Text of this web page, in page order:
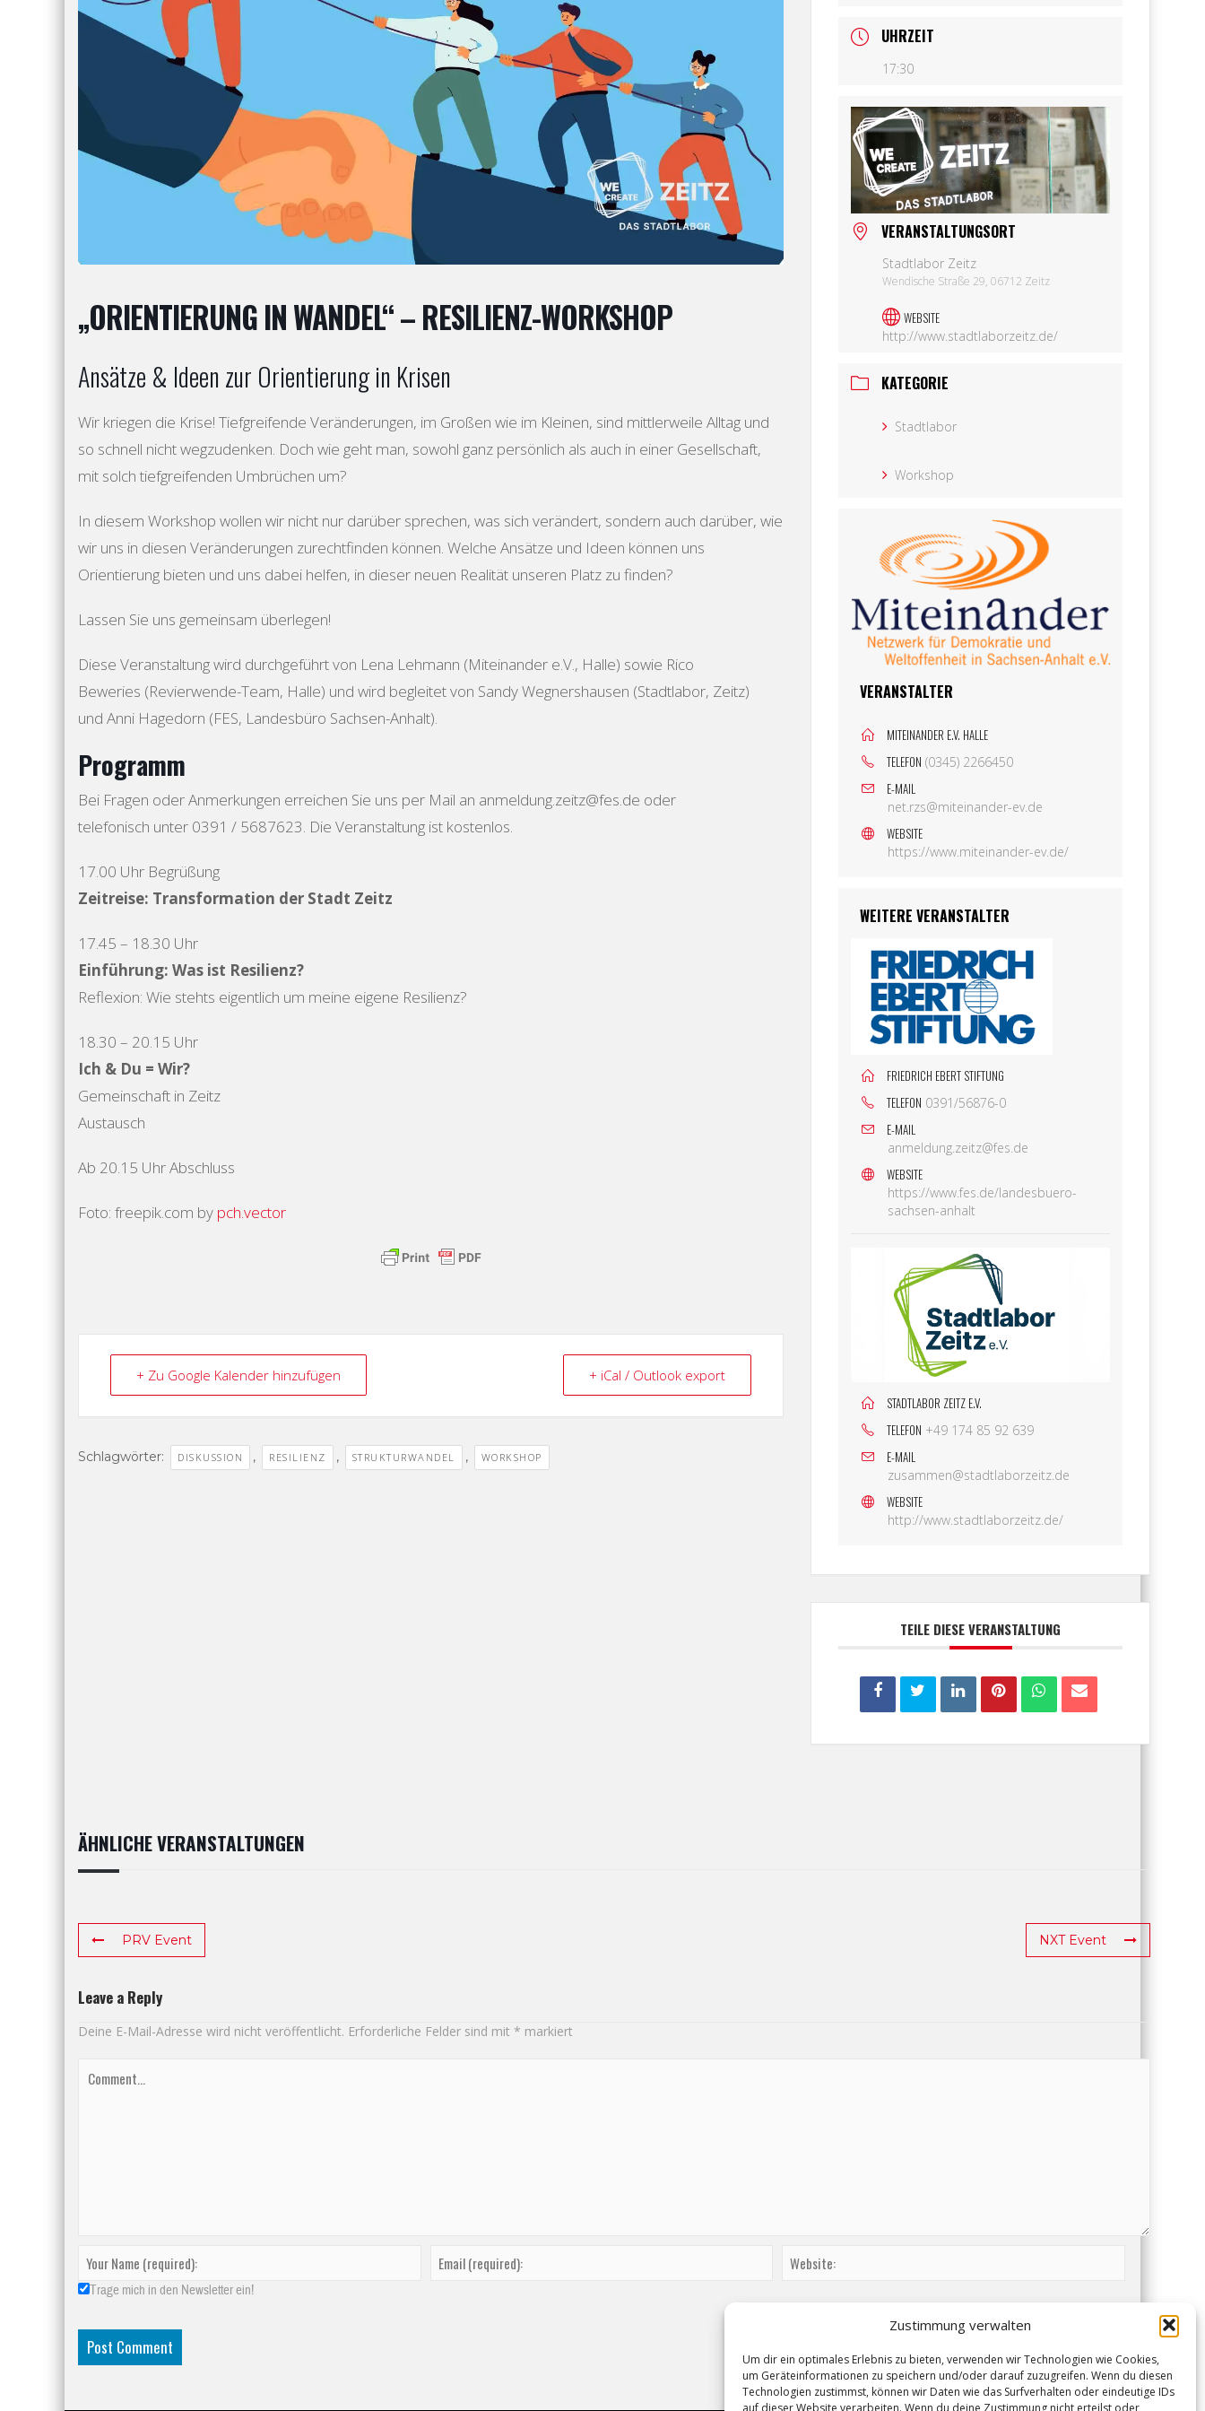
Zustimmung verwalten
Um dir ein optimales Erlebnis zu bieten, verwenden wir Technologien wie Cookies,
um Geräteinformationen zu speichern und/oder darauf zuzugreifen. Wenn du diesen
Technologien zustimmst, können wir Daten wie das Surfverhalten oder eindeutige IDs
auf dieser Website verarbeiten. Wenn du deine Zustimmung nicht erteilst oder
„ORIENTIERUNG IN WANDEL“ – RESILIENZ-WORKSHOP
Ansätze & Ideen zur Orientierung in Krisen
Wir kriegen die Krise! Tiefgreifende Veränderungen, im Großen wie im Kleinen, sind mittlerweile Alltag und
so schnell nicht wegzudenken. Doch wie geht man, sowohl ganz persönlich als auch in einer Gesellschaft,
mit solch tiefgreifenden Umbrüchen um?
In diesem Workshop wollen wir nicht nur darüber sprechen, was sich verändert, sondern auch darüber, wie
wir uns in diesen Veränderungen zurechtfinden können. Welche Ansätze und Ideen können uns
Orientierung bieten und uns dabei helfen, in dieser neuen Realität unseren Platz zu finden?
Lassen Sie uns gemeinsam überlegen!
Diese Veranstaltung wird durchgeführt von Lena Lehmann (Miteinander e.V., Halle) sowie Rico
Beweries (Revierwende-Team, Halle) und wird begleitet von Sandy Wegnershausen (Stadtlabor, Zeitz)
und Anni Hagedorn (FES, Landesbüro Sachsen-Anhalt).
Programm
Bei Fragen oder Anmerkungen erreichen Sie uns per Mail an anmeldung.zeitz@fes.de oder
telefonisch unter 0391 / 5687623. Die Veranstaltung ist kostenlos.
17.00 Uhr Begrüßung
Zeitreise: Transformation der Stadt Zeitz
17.45 – 18.30 Uhr
Einführung: Was ist Resilienz?
Reflexion: Wie stehts eigentlich um meine eigene Resilienz?
18.30 – 20.15 Uhr
Ich & Du = Wir?
Gemeinschaft in Zeitz
Austausch
Ab 20.15 Uhr Abschluss
Foto: freepik.com by pch.vector
+ Zu Google Kalender hinzufügen + iCal / Outlook export
Schlagwörter: DISKUSSION , RESILIENZ , STRUKTURWANDEL , WORKSHOP
UHRZEIT
17:30
VERANSTALTUNGSORT
Stadtlabor Zeitz
Wendische Straße 29, 06712 Zeitz
WEBSITE
http://www.stadtlaborzeitz.de/
KATEGORIE
Stadtlabor
Workshop
VERANSTALTER
MITEINANDER E.V. HALLE
TELEFON (0345) 2266450
E-MAIL
net.rzs@miteinander-ev.de
WEBSITE
https://www.miteinander-ev.de/
WEITERE VERANSTALTER
FRIEDRICH EBERT STIFTUNG
TELEFON 0391/56876-0
E-MAIL
anmeldung.zeitz@fes.de
WEBSITE
https://www.fes.de/landesbuero-
sachsen-anhalt
STADTLABOR ZEITZ E.V.
TELEFON +49 174 85 92 639
E-MAIL
zusammen@stadtlaborzeitz.de
WEBSITE
http://www.stadtlaborzeitz.de/
TEILE DIESE VERANSTALTUNG
ÄHNLICHE VERANSTALTUNGEN
PRV Event NXT Event
Leave a Reply
Deine E-Mail-Adresse wird nicht veröffentlicht. Erforderliche Felder sind mit * markiert
Trage mich in den Newsletter ein!